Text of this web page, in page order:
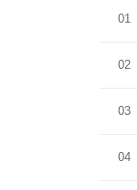
01
02
03
04